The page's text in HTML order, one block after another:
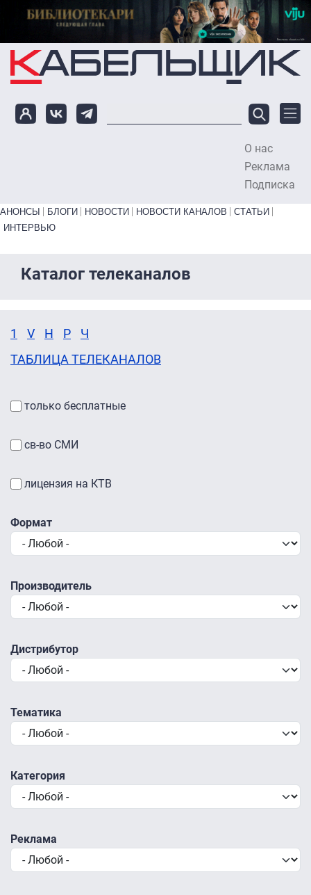
Перейти к основному содержанию
О нас
Реклама
Подписка
Primary links bottom
АНОНСЫ БЛОГИ НОВОСТИ НОВОСТИ КАНАЛОВ
СТАТЬИ
ИНТЕРВЬЮ
Каталог телеканалов
1 V Н Р
Ч
ТАБЛИЦА ТЕЛЕКАНАЛОВ
только бесплатные
св-во СМИ
лицензия на КТВ
Формат
Производитель
Дистрибутор
Тематика
Категория
Реклама